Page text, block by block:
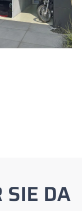
SIE DA